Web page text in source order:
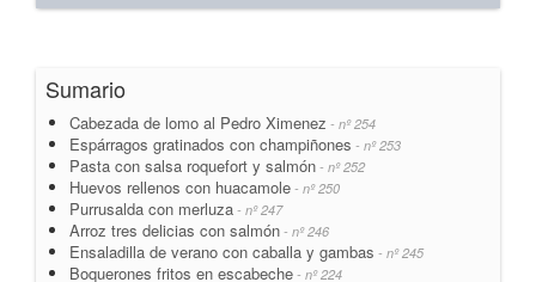
Sumario
Cabezada de lomo al Pedro Ximenez - nº 254
Espárragos gratinados con champiñones - nº 253
Pasta con salsa roquefort y salmón - nº 252
Huevos rellenos con huacamole - nº 250
Purrusalda con merluza - nº 247
Arroz tres delicias con salmón - nº 246
Ensaladilla de verano con caballa y gambas - nº 245
Boquerones fritos en escabeche - nº 224